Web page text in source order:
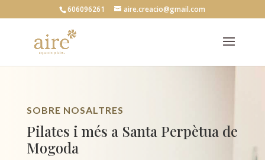
606096261 aire.creacio@gmail.com
SOBRE NOSALTRES
Pilates i més a Santa Perpètua de
Mogoda